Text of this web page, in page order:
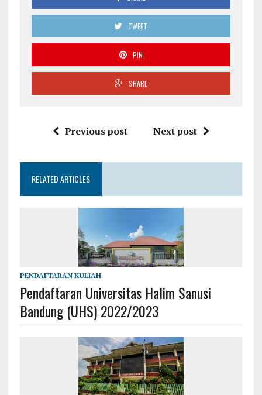
TWEET
PIN
SHARE
Previous post Next post
RELATED ARTICLES
PENDAFTARAN KULIAH
Pendaftaran Universitas Halim Sanusi
Bandung (UHS) 2022/2023